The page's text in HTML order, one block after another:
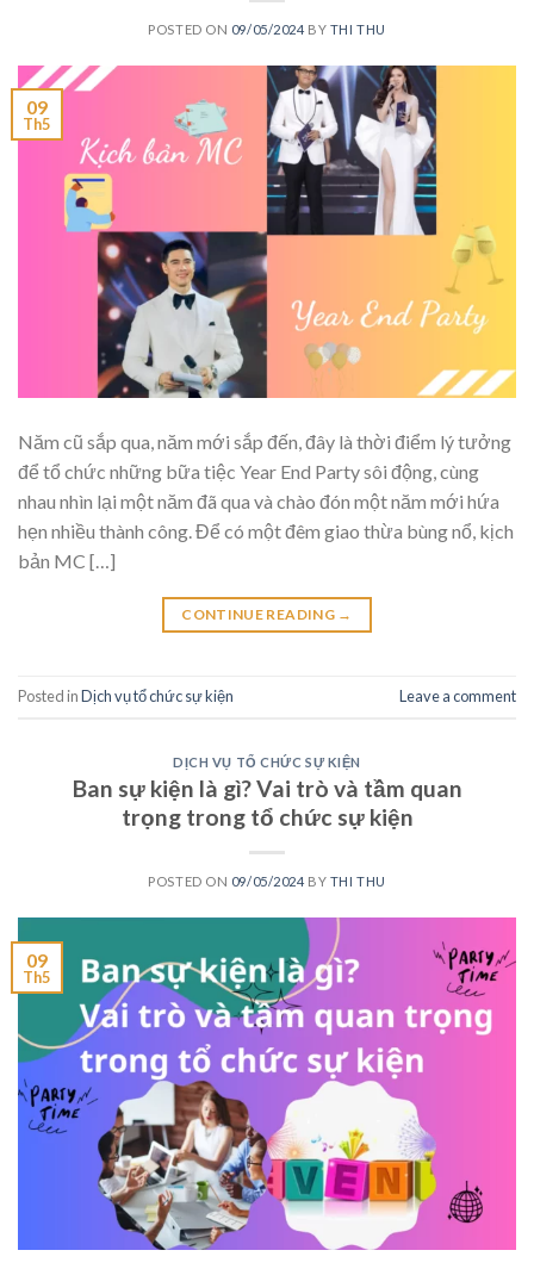
POSTED ON 09/05/2024 BY THI THU
09
Th5
Năm cũ sắp qua, năm mới sắp đến, đây là thời điểm lý tưởng
để tổ chức những bữa tiệc Year End Party sôi động, cùng
nhau nhìn lại một năm đã qua và chào đón một năm mới hứa
hẹn nhiều thành công. Để có một đêm giao thừa bùng nổ, kịch
bản MC […]
CONTINUE READING →
Posted inDịch vụ tổ chức sự kiện Leave a comment
DỊCH VỤ TỔ CHỨC SỰ KIỆN
Ban sự kiện là gì? Vai trò và tầm quan
trọng trong tổ chức sự kiện
POSTED ON 09/05/2024 BY THI THU
09
Th5